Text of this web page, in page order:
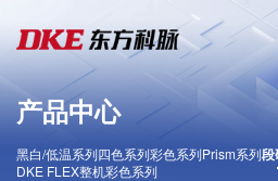
产品中心
黑白/低温系列四色系列彩色系列Prism系列段
DKE FLEX整机彩色系列